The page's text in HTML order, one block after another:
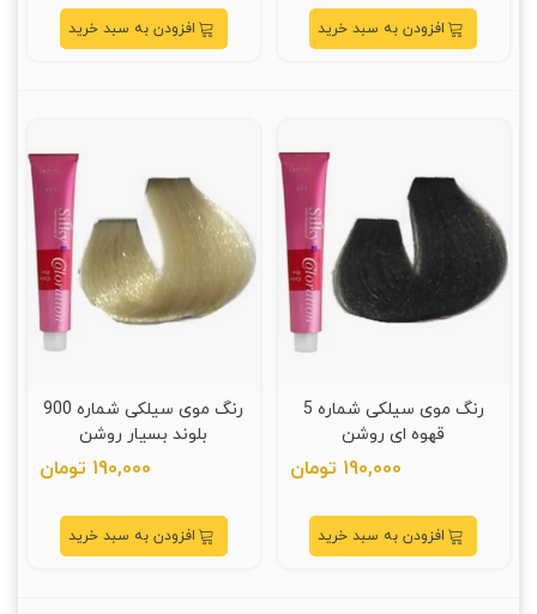
افزودن به سبد خرید افزودن به سبد خرید
رنگ موی سیلکی شماره 5
قهوه ای روشن
190,000 تومان
افزودن به سبد خرید
رنگ موی سیلکی شماره 900
بلوند بسیار روشن
190,000 تومان
افزودن به سبد خرید